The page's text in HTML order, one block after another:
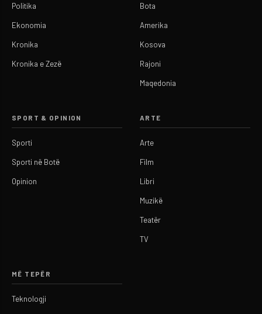
Politika
Ekonomia
Kronika
Kronika e Zezë
Bota
Amerika
Kosova
Rajoni
Maqedonia
SPORT & OPINION
Sporti
Sporti në Botë
Opinion
ARTE
Arte
Film
Libri
Muzikë
Teatër
TV
MË TEPËR
Teknologji